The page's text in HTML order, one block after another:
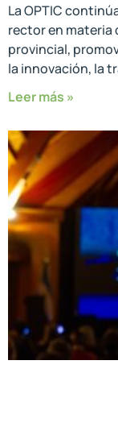
La OPTIC
rector en
provincial,
la innovación, la
Leer más »